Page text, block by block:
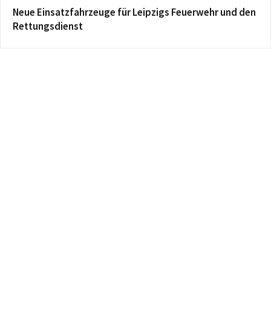
Neue Einsatzfahrzeuge für Leipzigs Feuerwehr und den
Rettungsdienst